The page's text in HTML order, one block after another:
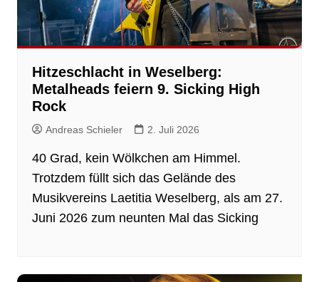
Hitzeschlacht in Weselberg:
Metalheads feiern 9. Sicking High
Rock
Andreas Schieler 2. Juli 2026
40 Grad, kein Wölkchen am Himmel.
Trotzdem füllt sich das Gelände des
Musikvereins Laetitia Weselberg, als am 27.
Juni 2026 zum neunten Mal das Sicking